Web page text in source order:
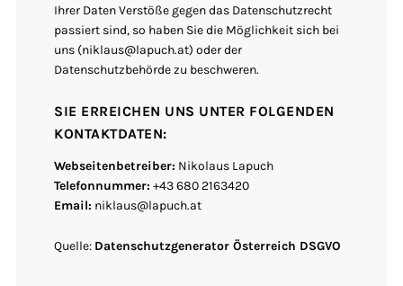
Ihrer Daten Verstöße gegen das Datenschutzrecht
passiert sind, so haben Sie die Möglichkeit sich bei
uns (niklaus@lapuch.at) oder der
Datenschutzbehörde zu beschweren.
SIE ERREICHEN UNS UNTER FOLGENDEN
KONTAKTDATEN:
Webseitenbetreiber: Nikolaus Lapuch
Telefonnummer: +43 680 2163420
Email: niklaus@lapuch.at
Quelle: Datenschutzgenerator Österreich DSGVO